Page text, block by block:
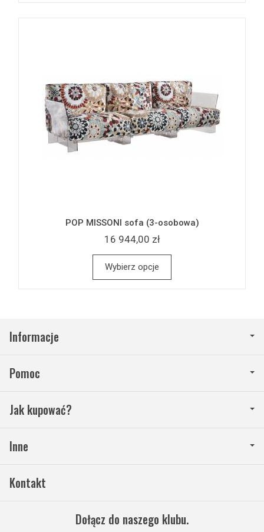
POP MISSONI sofa (3-osobowa)
16 944,00 zł
Wybierz opcje
Informacje
Pomoc
Jak kupować?
Inne
Kontakt
Dołącz do naszego klubu.